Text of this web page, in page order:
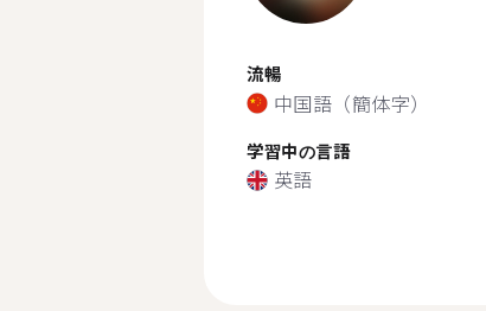
流暢
中国語（簡体字）
学習中の言語
英語